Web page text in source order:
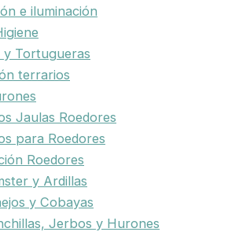
e iluminación
y Tortugueras
terrarios
Jaulas Roedores
para Roedores
Roedores
y Ardillas
y Cobayas
Jerbos y Hurones